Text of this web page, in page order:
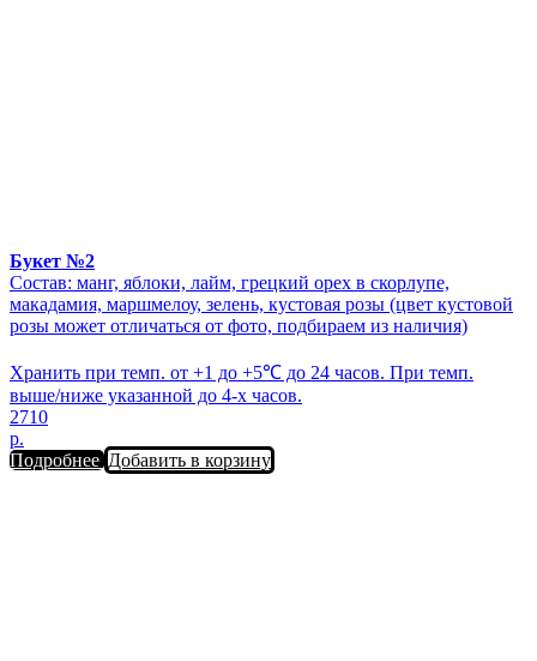
Букет №2
Состав: манг, яблоки, лайм, грецкий орех в скорлупе,
макадамия, маршмелоу, зелень, кустовая розы (цвет кустовой
розы может отличаться от фото, подбираем из наличия)
Хранить при темп. от +1 до +5℃ до 24 часов. При темп.
выше/ниже указанной до 4-х часов.
2710
р.
Подробнее Добавить в корзину